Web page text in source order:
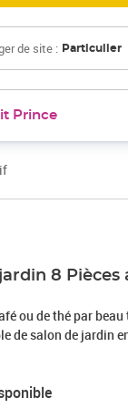
de site : Particulier
Prince
8 Pièces
ou de thé par
de salon de jardin
est en bois
d'assise